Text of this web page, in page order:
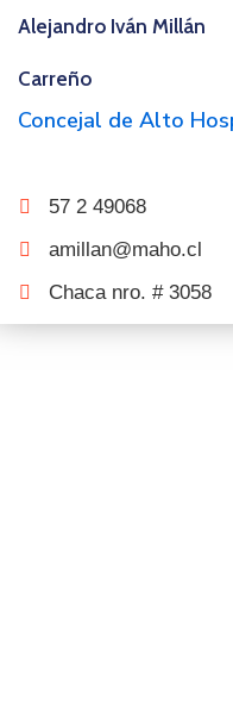
Alejandro Iván Millán
Carreño
Concejal de Alto
57 2 49068
amillan@maho.cl
Chaca nro. # 3058